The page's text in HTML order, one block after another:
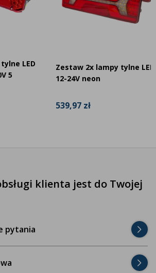
LED
5
Zestaw 2x lampy tylne LED
12-24V neon
539,97 zł
klienta jest do Twojej
pytania